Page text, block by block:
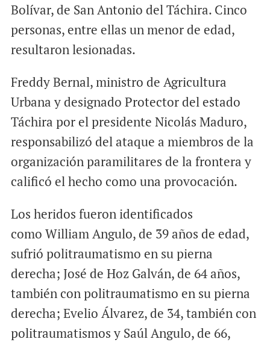
Bolívar, de San Antonio del Táchira. Cinco
personas, entre ellas un menor de edad,
resultaron lesionadas.
Freddy Bernal, ministro de Agricultura
Urbana y designado Protector del estado
Táchira por el presidente Nicolás Maduro,
responsabilizó del ataque a miembros de la
organización paramilitares de la frontera y
calificó el hecho como una provocación.
Los heridos fueron identificados
como William Angulo, de 39 años de edad,
sufrió politraumatismo en su pierna
derecha; José de Hoz Galván, de 64 años,
también con politraumatismo en su pierna
derecha; Evelio Álvarez, de 34, también con
politraumatismos y Saúl Angulo, de 66,